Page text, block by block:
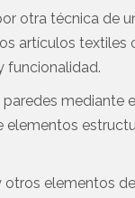
otra técnica de
artículos textiles
funcionalidad.
mediante
elementos
otros elementos